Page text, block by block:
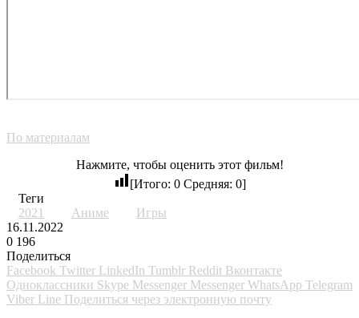
По материалам
Нажмите, чтобы оценить этот фильм!
[Итого: 0Средняя: 0]
Теги
2021
Аниме
Игры
16.11.2022
0 196
Поделиться
Facebook Twitter LinkedIn Tumblr Reddit Вконтакте
Одноклассники Skype Messenger Messenger WhatsApp Telegram
Viber Line Поделиться через электронную почту